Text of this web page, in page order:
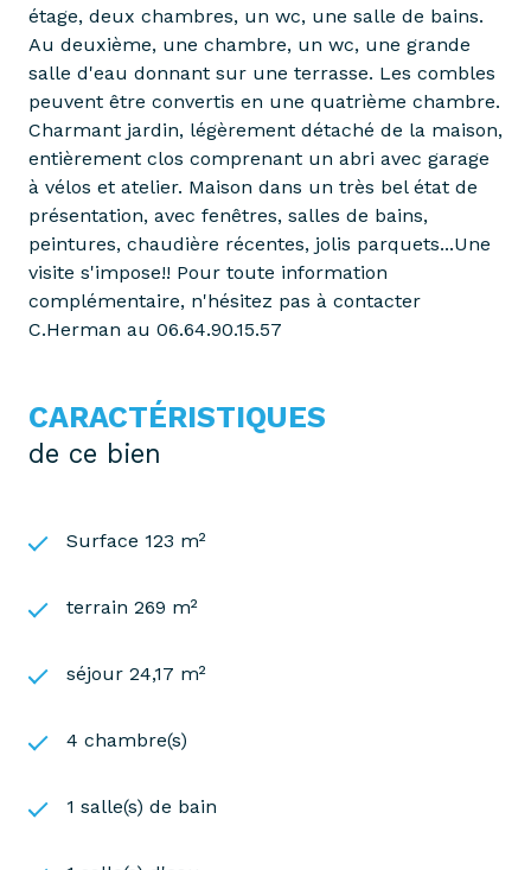
étage, deux chambres, un wc, une salle de bains.
Au deuxième, une chambre, un wc, une grande
salle d'eau donnant sur une terrasse. Les combles
peuvent être convertis en une quatrième chambre.
Charmant jardin, légèrement détaché de la maison,
entièrement clos comprenant un abri avec garage
à vélos et atelier. Maison dans un très bel état de
présentation, avec fenêtres, salles de bains,
peintures, chaudière récentes, jolis parquets...Une
visite s'impose!! Pour toute information
complémentaire, n'hésitez pas à contacter
C.Herman au 06.64.90.15.57
CARACTÉRISTIQUES
de ce bien
Surface 123 m²
terrain 269 m²
séjour 24,17 m²
4 chambre(s)
1 salle(s) de bain